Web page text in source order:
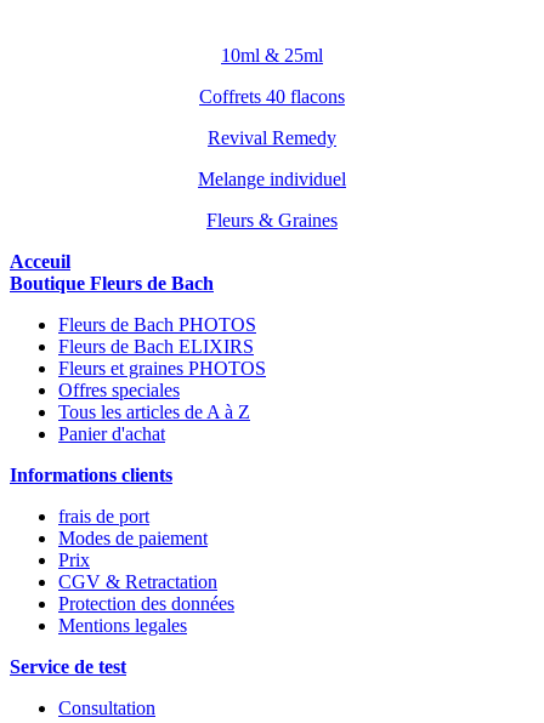
10ml & 25ml
Coffrets 40 flacons
Revival Remedy
Melange individuel
Fleurs & Graines
Acceuil
Boutique Fleurs de Bach
Fleurs de Bach PHOTOS
Fleurs de Bach ELIXIRS
Fleurs et graines PHOTOS
Offres speciales
Tous les articles de A à Z
Panier d'achat
Informations clients
frais de port
Modes de paiement
Prix
CGV & Retractation
Protection des données
Mentions legales
Service de test
Consultation